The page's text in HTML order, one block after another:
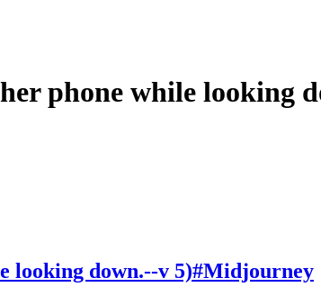
phone while looking
looking down.--v 5)#Midjourney